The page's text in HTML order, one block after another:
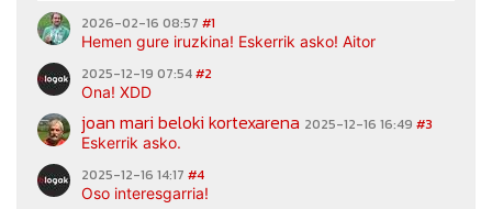
2026-02-16 08:57 #1
Hemen gure iruzkina! Eskerrik asko! Aitor
2025-12-19 07:54#2
Ona! XDD
joan mari beloki kortexarena 2025-12-16 16:49 #3
Eskerrik asko.
2025-12-16 14:17 #4
Oso interesgarria!